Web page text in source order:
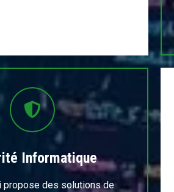
Informatique
propose des solutions de